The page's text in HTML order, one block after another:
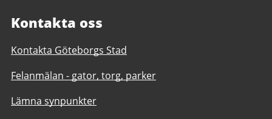
Kontakta oss
Kontakta Göteborgs Stad
Felanmälan - gator, torg, parker
Lämna synpunkter